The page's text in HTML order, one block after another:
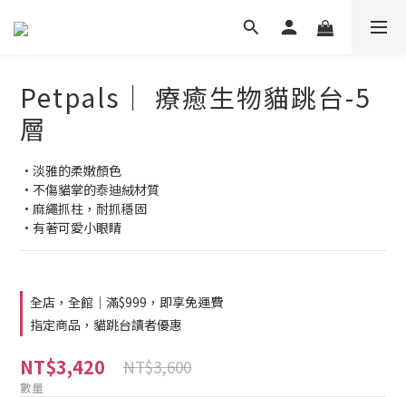
Petpals｜ 療癒生物貓跳台-5
層
•淡雅的柔嫩顏色
•不傷貓掌的泰迪絨材質
•麻繩抓柱，耐抓穩固
•有著可愛小眼睛
全店，全館｜滿$999，即享免運費
指定商品，貓跳台讀者優惠
NT$3,420 NT$3,600
數量